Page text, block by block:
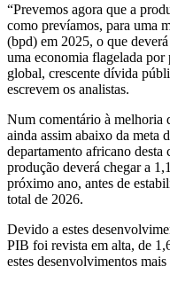
“Prevemos agora que a
como prevíamos, para uma
(bpd) em 2025, o que
uma economia flagelada
global, crescente dívida
escrevem os analistas.
Num comentário à melhoria
ainda assim abaixo da meta
departamento africano desta
produção deverá chegar a
próximo ano, antes de
total de 2026.
Devido a estes
PIB foi revista em alta, de
estes desenvolvimentos